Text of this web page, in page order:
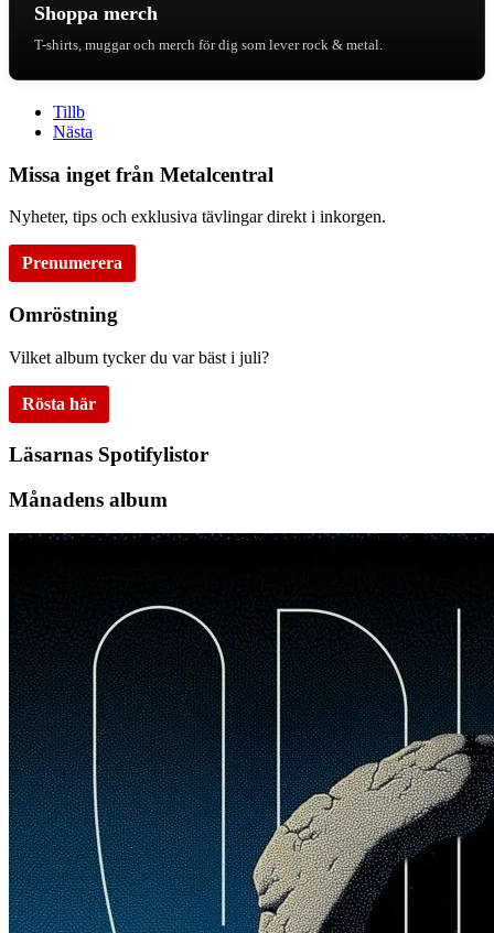
Shoppa merch
T-shirts, muggar och merch för dig som lever rock & metal.
Tillb
Nästa
Missa inget från Metalcentral
Nyheter, tips och exklusiva tävlingar direkt i inkorgen.
Prenumerera
Omröstning
Vilket album tycker du var bäst i juli?
Rösta här
Läsarnas Spotifylistor
Månadens album